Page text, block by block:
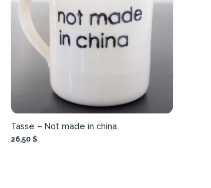
Tasse – Not made in china
26,50 $